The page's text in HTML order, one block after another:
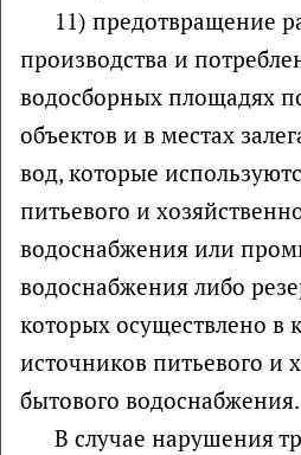
11) предотвращение
производства и
водосборных площадях
объектов и в местах
вод, которые
питьевого и
водоснабжения или
водоснабжения либо
которых осуществлено в
источников питьевого и
бытового водоснабжения.
В случае нарушения